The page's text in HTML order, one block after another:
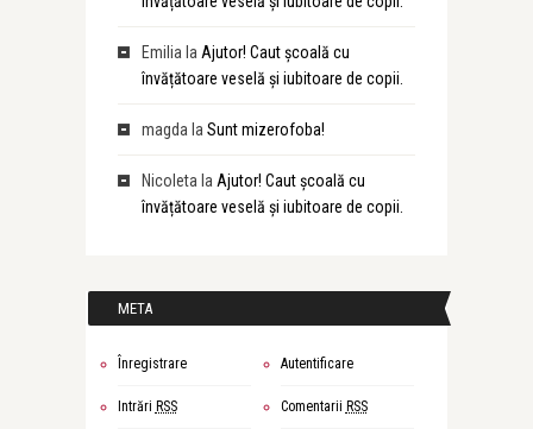
Emilia la Ajutor! Caut școală cu
învățătoare veselă și iubitoare de copii.
magda la Sunt mizerofoba!
Nicoleta la Ajutor! Caut școală cu
învățătoare veselă și iubitoare de copii.
META
Înregistrare Autentificare
Intrări RSS Comentarii RSS